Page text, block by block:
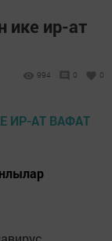
ике ир-ат
994 0 0